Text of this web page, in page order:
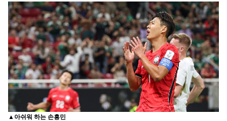
▲ 아쉬워 하는 손흥민